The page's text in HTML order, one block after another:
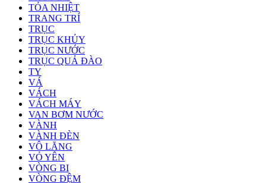
TỎA NHIỆT
TRANG TRÍ
TRỤC
TRỤC KHỦY
TRỤC NƯỚC
TRỤC QUẢ ĐÀO
TY
VÁ
VÁCH
VÁCH MÁY
VAN BƠM NƯỚC
VÀNH
VÀNH ĐÈN
VÔ LĂNG
VỎ YÊN
VÒNG BI
VÒNG ĐỆM